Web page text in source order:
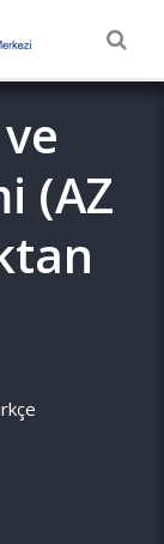
(AZ